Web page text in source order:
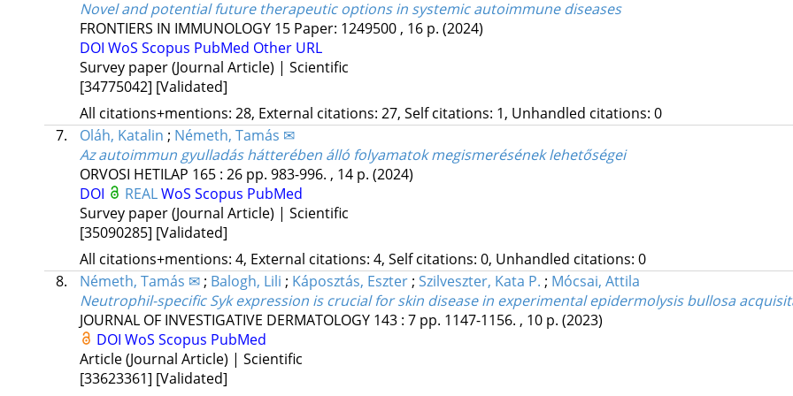
Novel and potential future therapeutic options in systemic autoimmune diseases
FRONTIERS IN IMMUNOLOGY 15 Paper: 1249500 , 16 p. (2024)
DOI WoS Scopus PubMed Other URL
Survey paper (Journal Article) | Scientific
[34775042] [Validated]
All citations+mentions: 28, External citations: 27, Self citations: 1, Unhandled citations: 0
7.
Oláh, Katalin ; Németh, Tamás ✉
Az autoimmun gyulladás hátterében álló folyamatok megismerésének lehetőségei
ORVOSI HETILAP 165: 26 pp. 983-996. , 14 p. (2024)
DOI
REALWoS Scopus PubMed
Survey paper (Journal Article) | Scientific
[35090285] [Validated]
All citations+mentions: 4, External citations: 4, Self citations: 0, Unhandled citations: 0
8.
Németh, Tamás ✉; Balogh, Lili ; Káposztás, Eszter; Szilveszter, Kata P. ; Mócsai, Attila
Neutrophil-specific Syk expression is crucial for skin disease in experimental epidermolysis bullosa
JOURNAL OF INVESTIGATIVE DERMATOLOGY 143: 7 pp. 1147-1156. , 10 p. (2023)
DOI WoS Scopus PubMed
Article (Journal Article) | Scientific
[33623361] [Validated]